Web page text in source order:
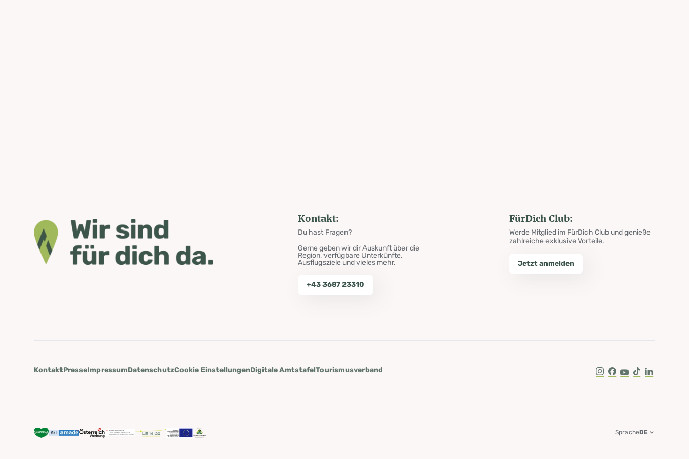
Kontakt:
Du hast Fragen?
Gerne geben wir dir Auskunft über die
Region, verfügbare Unterkünfte,
Ausflugsziele und vieles mehr.
+43 3687 23310
FürDich Club:
Werde Mitglied im FürDich Club und genieße
zahlreiche exklusive Vorteile.
Jetzt anmelden
KontaktPresseImpressumDatenschutzCookie EinstellungenDigitale AmtstafelTourismusverband
Instagram
Facebook
Youtube
Tik TokLinkedIn
SpracheDE